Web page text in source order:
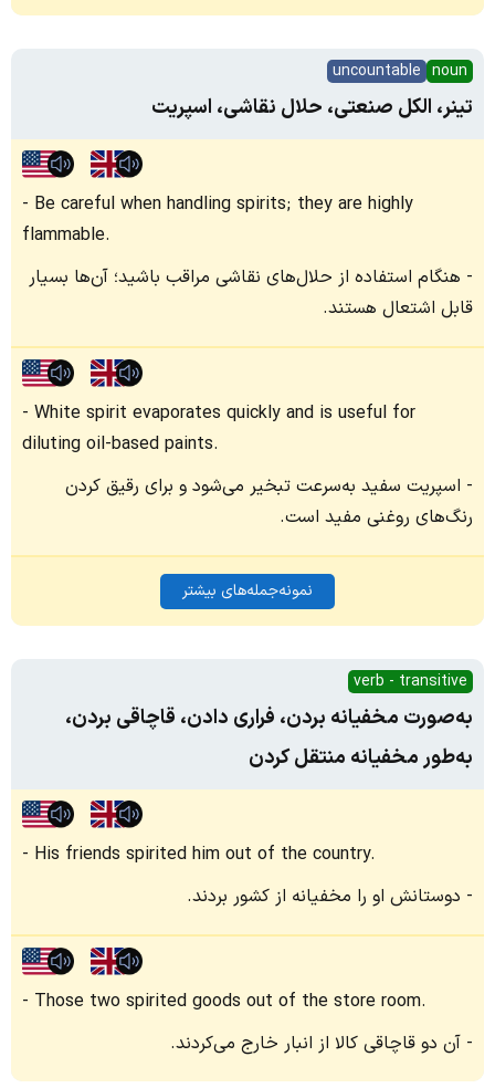
noun
uncountable
تینر، الکل صنعتی، حلال نقاشی، اسپریت
Be careful when handling spirits; they are highly
flammable.
هنگام استفاده از حلال‌های نقاشی مراقب باشید؛ آن‌ها بسیار
قابل اشتعال هستند.
White spirit evaporates quickly and is useful for
diluting oil-based paints.
اسپریت سفید به‌سرعت تبخیر می‌شود و برای رقیق کردن
رنگ‌های روغنی مفید است.
نمونه‌جمله‌های بیشتر
verb - transitive
به‌صورت مخفیانه بردن، فراری دادن، قاچاقی بردن،
به‌طور مخفیانه منتقل کردن
His friends spirited him out of the country.
دوستانش او را مخفیانه از کشور بردند.
Those two spirited goods out of the store room.
آن دو قاچاقی کالا از انبار خارج می‌کردند.